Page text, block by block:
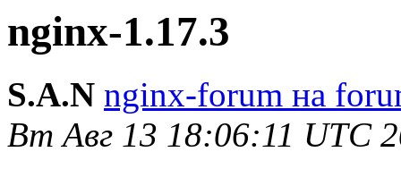
nginx-1.17.3
S.A.N nginx-forum на
Вт Авг 13 18:06:11 UTC